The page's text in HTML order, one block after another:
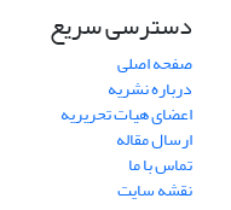
دسترسی سریع
صفحه اصلی
درباره نشریه
اعضای هیات تحریریه
ارسال مقاله
تماس با ما
نقشه سایت